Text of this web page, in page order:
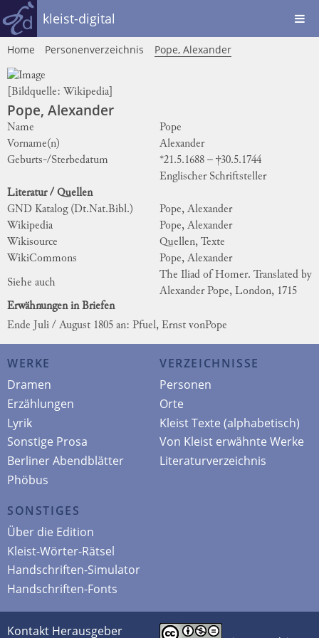
kleist-digital
Home Personenverzeichnis Pope, Alexander
[Bildquelle: Wikipedia
Pope, Alexander
Name
Pope
Vorname(n)
Alexander
Geburts-/Sterbedatum
*21.5.1688 – †30.5.1744
Englischer Schriftsteller
Literatur / Quellen
GND Katalog (Dt.Nat.Bibl.)
Pope, Alexander
Wikipedia
Pope, Alexander
Wikisource
Quellen, Texte
WikiCommons
Pope, Alexander
Siehe auch
The Iliad of Homer. Translated by
Alexander Pope, London, 1715
Erwähnungen in Briefen
Ende Juli / August 1805 an: Pfuel, Ernst vonPope
WERKE
Dramen
Erzählungen
Lyrik
Sonstige Prosa
Berliner Abendblätter
Phöbus
VERZEICHNISSE
Personen
Orte
Kleist Texte (alphabetisch)
Von Kleist erwähnte Werke
Literaturverzeichnis
SONSTIGES
Über die Edition
Kleist-Wörter-Rätsel
Handschriften-Simulator
Handschriften-Fonts
Kontakt Herausgeber